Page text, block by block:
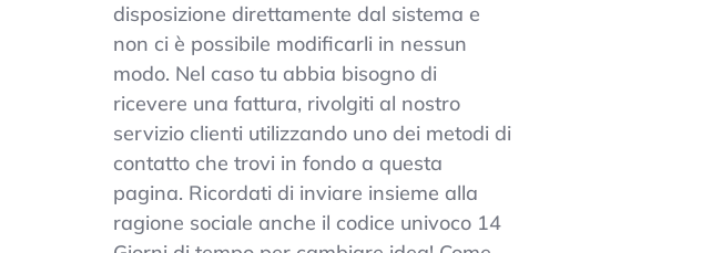
disposizione direttamente dal sistema e
non ci è possibile modificarli in nessun
modo. Nel caso tu abbia bisogno di
ricevere una fattura, rivolgiti al nostro
servizio clienti utilizzando uno dei metodi di
contatto che trovi in fondo a questa
pagina. Ricordati di inviare insieme alla
ragione sociale anche il codice univoco 14